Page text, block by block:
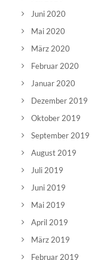
Juni 2020
Mai 2020
März 2020
Februar 2020
Januar 2020
Dezember 2019
Oktober 2019
September 2019
August 2019
Juli 2019
Juni 2019
Mai 2019
April 2019
März 2019
Februar 2019